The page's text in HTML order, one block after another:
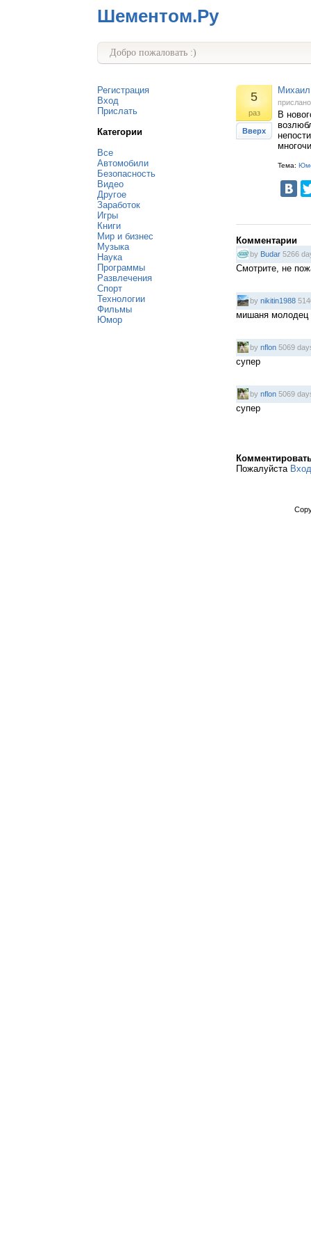
Шементом.Ру
Добро пожаловать :)
Регистрация
Вход
Прислать
Категории
Все
Автомобили
Безопасность
Видео
Другое
Заработок
Игры
Книги
Мир и бизнес
Музыка
Наука
Программы
Развлечения
Спорт
Технологии
Фильмы
Юмор
5
раз
Вверх
В
Тема:
Комментарии
by Budar 5266
Смотрите, не
by nikitin1988
мишаня молодец
by nflon 5069
супер
by nflon 5069
супер
Пожалуйста Вход